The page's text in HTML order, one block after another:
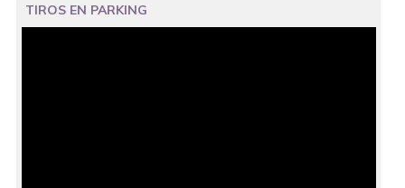
TIROS EN PARKING